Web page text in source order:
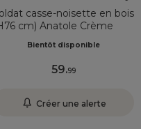
casse-noisette en bois
cm) Anatole Crème
Bientôt disponible
59.99
Créer une alerte